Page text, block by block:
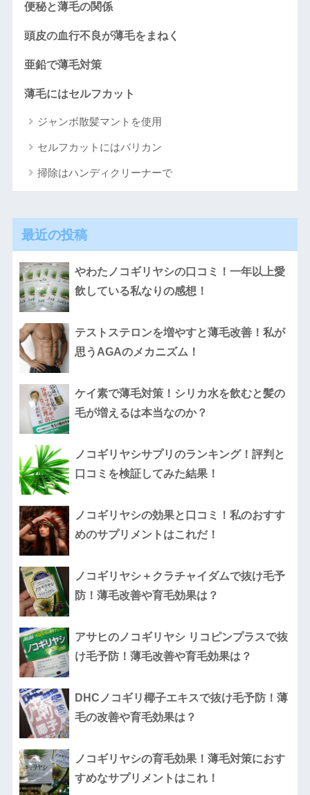
便秘と薄毛の関係
頭皮の血行不良が薄毛をまねく
亜鉛で薄毛対策
薄毛にはセルフカット
ジャンボ散髪マントを使用
セルフカットにはバリカン
掃除はハンディクリーナーで
最近の投稿
やわたノコギリヤシの口コミ！一年以上愛
飲している私なりの感想！
テストステロンを増やすと薄毛改善！私が
思うAGAのメカニズム！
ケイ素で薄毛対策！シリカ水を飲むと髪の
毛が増えるは本当なのか？
ノコギリヤシサプリのランキング！評判と
口コミを検証してみた結果！
ノコギリヤシの効果と口コミ！私のおすす
めのサプリメントはこれだ！
ノコギリヤシ＋クラチャイダムで抜け毛予
防！薄毛改善や育毛効果は？
アサヒのノコギリヤシ リコピンプラスで抜
け毛予防！薄毛改善や育毛効果は？
DHCノコギリ椰子エキスで抜け毛予防！薄
毛の改善や育毛効果は？
ノコギリヤシの育毛効果！薄毛対策におす
すめなサプリメントはこれ！